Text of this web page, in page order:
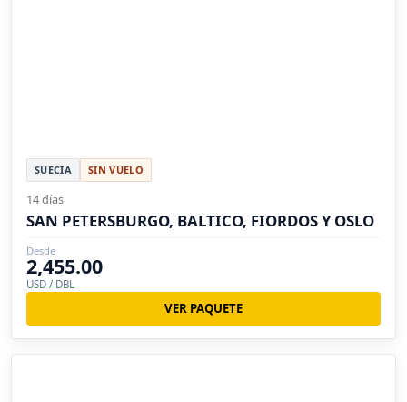
SUECIA SIN VUELO
14 días
SAN PETERSBURGO, BALTICO, FIORDOS Y OSLO
Desde
2,455.00
USD / DBL
VER PAQUETE